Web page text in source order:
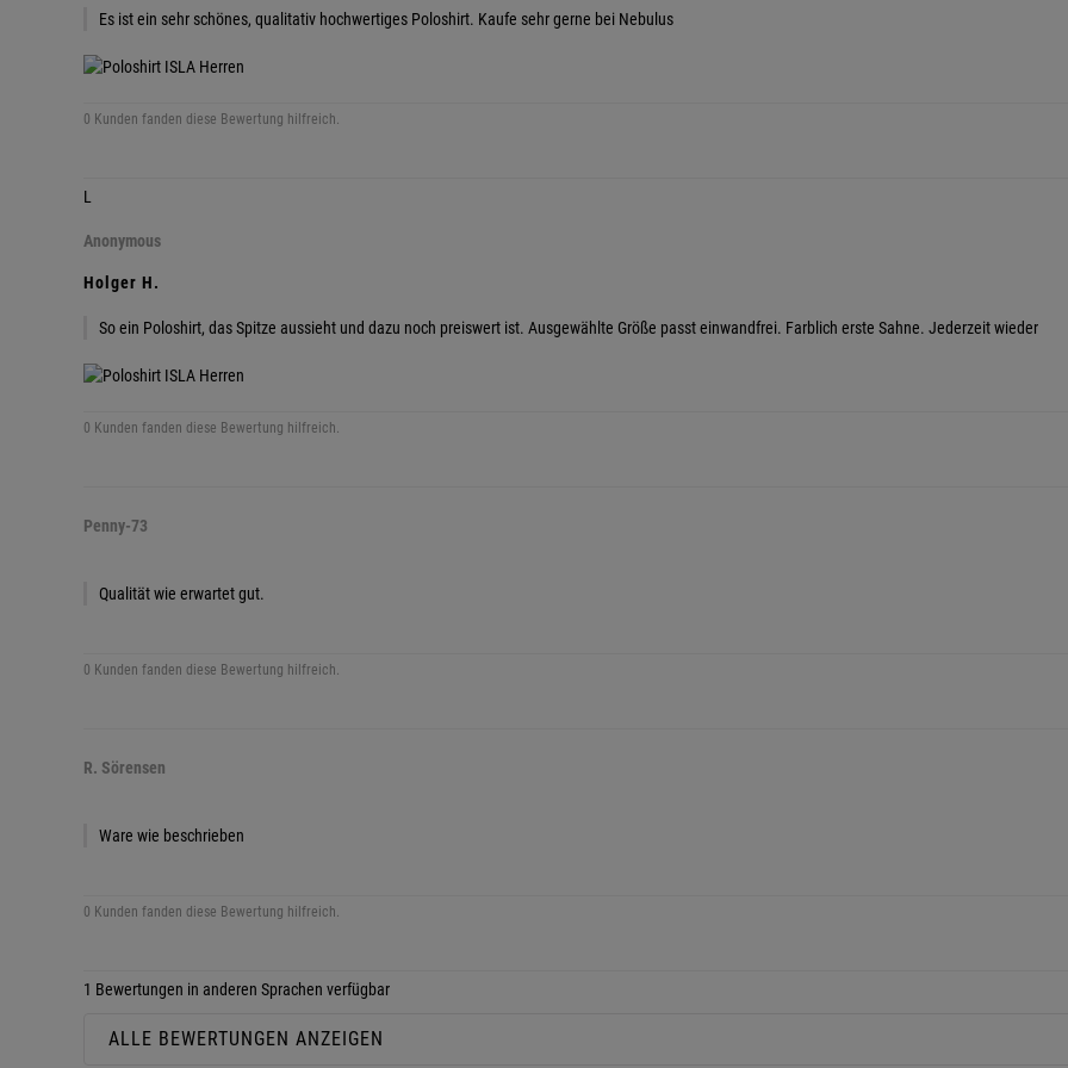
Es ist ein sehr schönes, qualitativ hochwertiges Poloshirt. Kaufe sehr gerne bei Nebulus
0 Kunden fanden diese Bewertung hilfreich.
L
Anonymous
Holger H.
So ein Poloshirt, das Spitze aussieht und dazu noch preiswert ist. Ausgewählte Größe passt einwandfrei. Farblich erste Sahne. Jederzeit wieder
0 Kunden fanden diese Bewertung hilfreich.
Penny-73
Qualität wie erwartet gut.
0 Kunden fanden diese Bewertung hilfreich.
R. Sörensen
Ware wie beschrieben
0 Kunden fanden diese Bewertung hilfreich.
1 Bewertungen in anderen Sprachen verfügbar
ALLE BEWERTUNGEN ANZEIGEN